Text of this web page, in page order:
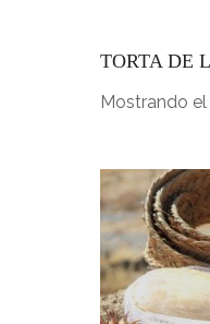
TORTA DE
Mostrando